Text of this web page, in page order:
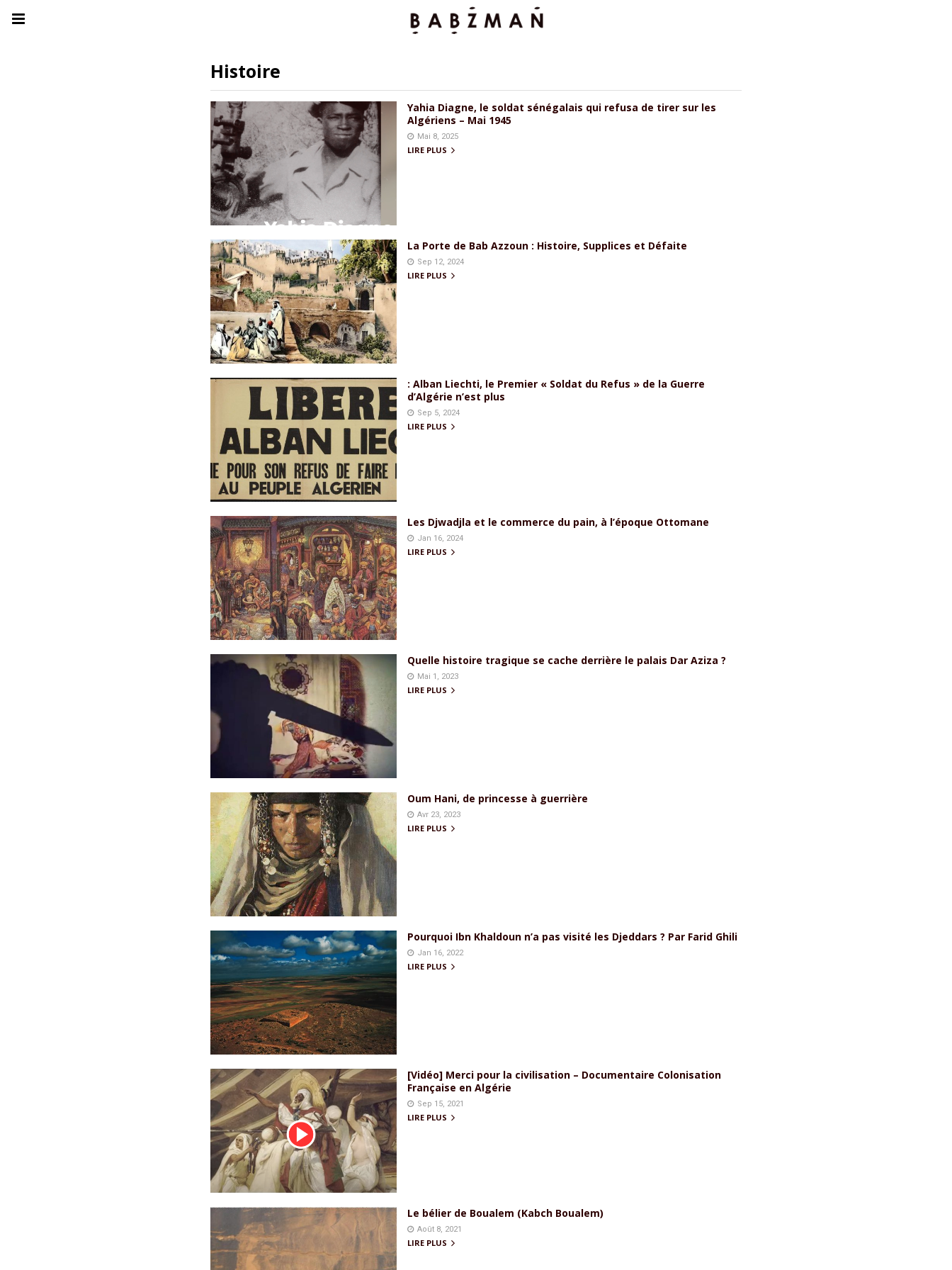
Histoire
Yahia Diagne, le soldat sénégalais qui refusa de tirer sur les
Algériens – Mai 1945
Mai 8, 2025
LIRE PLUS
La Porte de Bab Azzoun : Histoire, Supplices et Défaite
Sep 12, 2024
LIRE PLUS
: Alban Liechti, le Premier « Soldat du Refus » de la Guerre
d’Algérie n’est plus
Sep 5, 2024
LIRE PLUS
Les Djwadjla et le commerce du pain, à l’époque Ottomane
Jan 16, 2024
LIRE PLUS
Quelle histoire tragique se cache derrière le palais Dar Aziza ?
Mai 1, 2023
LIRE PLUS
Oum Hani, de princesse à guerrière
Avr 23, 2023
LIRE PLUS
Pourquoi Ibn Khaldoun n’a pas visité les Djeddars ? Par Farid Ghili
Jan 16, 2022
LIRE PLUS
[Vidéo] Merci pour la civilisation – Documentaire Colonisation
Française en Algérie
Sep 15, 2021
LIRE PLUS
Le bélier de Boualem (Kabch Boualem)
Août 8, 2021
LIRE PLUS